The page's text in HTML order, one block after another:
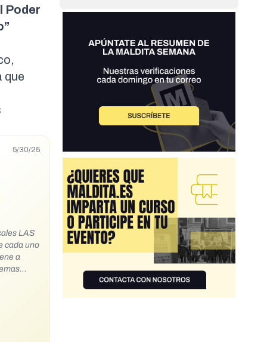
Poder
que
5/30/25
LAS
cada uno
del